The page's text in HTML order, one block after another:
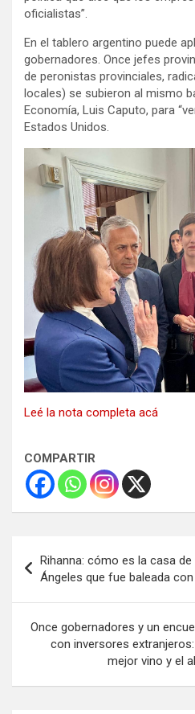
oficialistas”.
En el tablero argentino puede
gobernadores. Once jefes
de peronistas provinciales,
locales) se subieron al mismo
Economía, Luis Caputo, para
Estados Unidos.
Leé la nota completa acá
COMPARTIR
de
entradas
Rihanna: cómo es la casa
Ángeles que fue baleada
Once gobernadores y un
con inversores
mejor vino y el